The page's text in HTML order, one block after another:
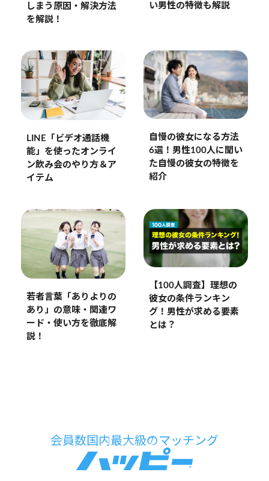
しまう原因・解決方法
を解説！
い男性の特徴も解説
LINE「ビデオ通話機
能」を使ったオンライ
ン飲み会のやり方＆ア
イテム
自慢の彼女になる方法
6選！男性100人に聞い
た自慢の彼女の特徴を
紹介
若者言葉「ありよりの
あり」の意味・関連ワ
ード・使い方を徹底解
説！
【100人調査】理想の
彼女の条件ランキン
グ！男性が求める要素
とは？